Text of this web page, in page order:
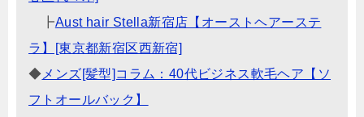
┣Aust hair Stella新宿店【オーストヘアーステ
ラ】[東京都新宿区西新宿]
◆ メンズ[髪型]コラム：40代ビジネス軟毛ヘア【ソ
フトオールバック】